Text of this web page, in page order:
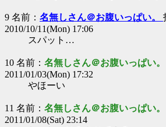
9 名前： 名無しさん＠お腹いっぱい。
2010/10/11(Mon) 17:06
スパット…
10 名前： 名無しさん＠お腹いっぱい。
2011/01/03(Mon) 17:32
やほーい
11 名前： 名無しさん＠お腹いっぱい。
2011/01/08(Sat) 23:14